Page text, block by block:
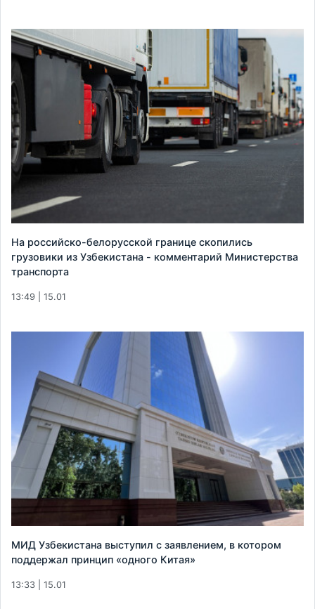
На российско-белорусской границе скопились
грузовики из Узбекистана - комментарий Министерства
транспорта
13:49 | 15.01
МИД Узбекистана выступил с заявлением, в котором
поддержал принцип «одного Китая»
13:33 | 15.01